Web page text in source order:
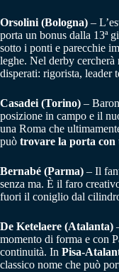
Orsolini (Bologna) –
porta un bonus dalla 13ª
sotto i ponti e parecchie
leghe. Nel derby cercherà
disperati: rigorista, leader
Casadei (Torino) –
posizione in campo e il
una Roma che
può trovare la porta con
Bernabé (Parma) – Il
senza ma. È il faro
fuori il coniglio dal
De Ketelaere (Atalanta)
momento di forma e con
continuità. In Pisa-
classico nome che può